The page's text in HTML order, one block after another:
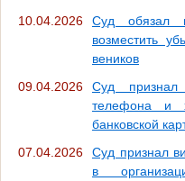
10.04.2026
Суд обязал
возместить
веников
09.04.2026
Суд
телефона и
банковской
07.04.2026
Суд признал
в